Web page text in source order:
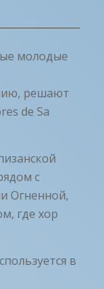
молодые
решают
de Sa
с
Огненной,
где хор
в